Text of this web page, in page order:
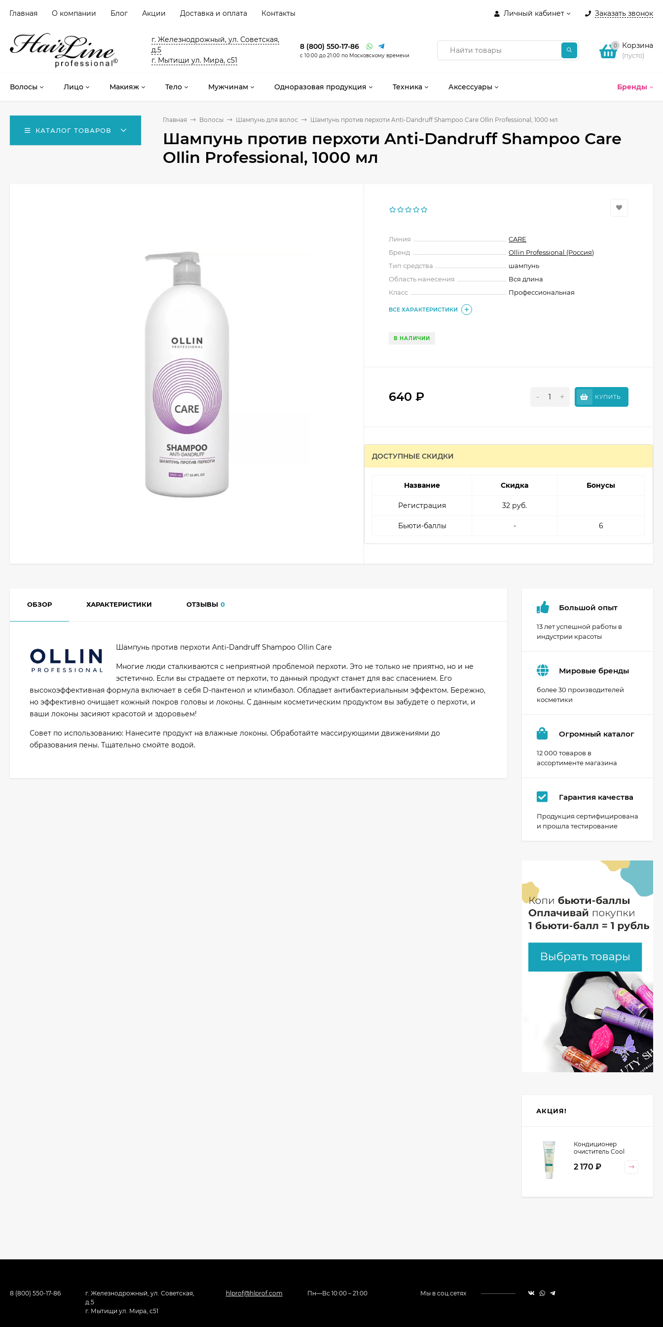
Личный кабинет Заказать звонок
Главная О компании Блог Акции Доставка и оплата Контакты
г. Железнодрожный, ул. Советская,
д.5
г. Мытищи ул. Мира, с51
8 (800) 550-17-86
с 10:00 до 21:00 по Московскому времени
0 Корзина
(пусто)
Бренды
Волосы Лицо Макияж Тело Мужчинам Одноразовая продукция Техника Аксессуары
КАТАЛОГ ТОВАРОВ
Главная Волосы Шампунь для волос Шампунь против перхоти Anti-Dandruff Shampoo Care Ollin Professional, 1000 мл
Шампунь против перхоти Anti-Dandruff Shampoo Care
Ollin Professional, 1000 мл
Линия
CARE
Бренд
Ollin Professional (Россия)
Тип средства
шампунь
Область нанесения
Вся длина
Класс
Профессиональная
ВСЕ ХАРАКТЕРИСТИКИ
В НАЛИЧИИ
640₽ - + КУПИТЬ
ДОСТУПНЫЕ СКИДКИ
Название Скидка Бонусы
Регистрация 32 руб.
Бьюти-баллы - 6
ОБЗОР ХАРАКТЕРИСТИКИ ОТЗЫВЫ 0
Шампунь против перхоти Anti-Dandruff Shampoo Ollin Care
Многие люди сталкиваются с неприятной проблемой перхоти. Это не только не приятно, но и не
эстетично. Если вы страдаете от перхоти, то данный продукт станет для вас спасением. Его
высокоэффективная формула включает в себя D-пантенол и климбазол. Обладает антибактериальным эффектом. Бережно,
но эффективно очищает кожный покров головы и локоны. С данным косметическим продуктом вы забудете о перхоти, и
ваши локоны засияют красотой и здоровьем!
Совет по использованию: Нанесите продукт на влажные локоны. Обработайте массирующими движениями до
образования пены. Тщательно смойте водой.
Большой опыт
13 лет успешной работы в
индустрии красоты
Мировые бренды
более 30 производителей
косметики
Огромный каталог
12 000 товаров в
ассортименте магазина
Гарантия качества
Продукция сертифицирована
и прошла тестирование
АКЦИЯ!
Кондиционер
очиститель Cool
Cosmetics, 130 гр
2 170 ₽
8 (800) 550-17-86
г. Железнодрожный, ул. Советская,
д.5
г. Мытищи ул. Мира, с51
hlprof@hlprof.com Пн—Вс 10:00 – 21:00 Мы в соц.сетях